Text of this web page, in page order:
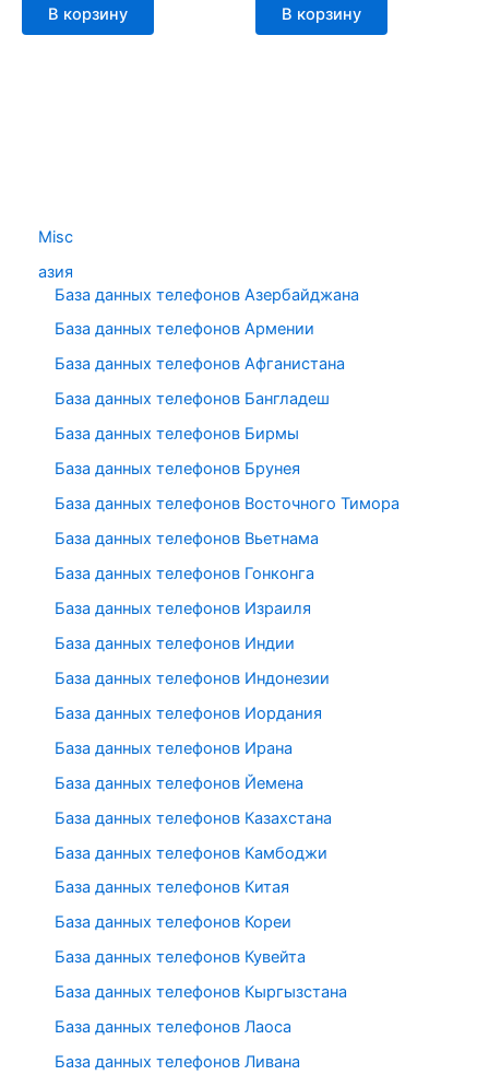
Misc
азия
База данных телефонов Азербайджана
База данных телефонов Армении
База данных телефонов Афганистана
База данных телефонов Бангладеш
База данных телефонов Бирмы
База данных телефонов Брунея
База данных телефонов Восточного Тимора
База данных телефонов Вьетнама
База данных телефонов Гонконга
База данных телефонов Израиля
База данных телефонов Индии
База данных телефонов Индонезии
База данных телефонов Иордания
База данных телефонов Ирана
База данных телефонов Йемена
База данных телефонов Казахстана
База данных телефонов Камбоджи
База данных телефонов Китая
База данных телефонов Кореи
База данных телефонов Кувейта
База данных телефонов Кыргызстана
База данных телефонов Лаоса
База данных телефонов Ливана
В корзину В корзину